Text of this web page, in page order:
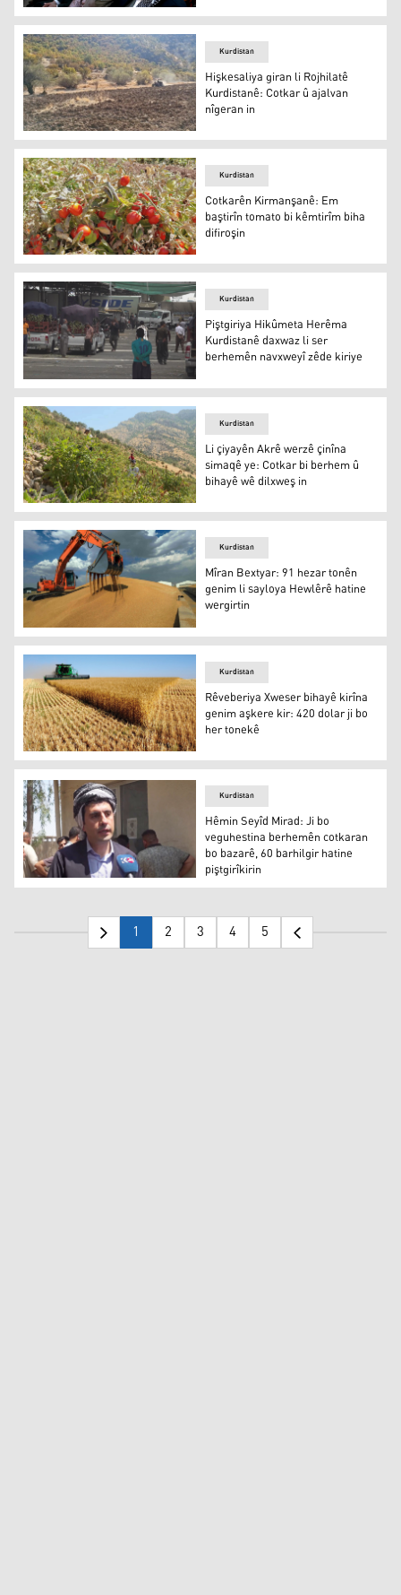
Li Hewlêrê korseka taybet ji bo 60 cotkaran hat vekirin
Hişkesaliya giran li Rojhilatê Kurdistanê: Cotkar û
Kurdistan
Hişkesaliya giran li Rojhilatê
Kurdistanê: Cotkar û ajalvan
nîgeran in
Cotkarên Kirmanşanê: Em baştirîn tomato bi kêmtirîm
Kurdistan
Cotkarên Kirmanşanê: Em
baştirîn tomato bi kêmtirîm biha
difiroşin
Piştgiriya Hikûmeta Herêma Kurdistanê daxwaz li ser
Kurdistan
Piştgiriya Hikûmeta Herêma
Kurdistanê daxwaz li ser
berhemên navxweyî zêde kiriye
Li çiyayên Akrê werzê çinîna simaqê ye: Cotkar bi
Kurdistan
Li çiyayên Akrê werzê çinîna
simaqê ye: Cotkar bi berhem û
bihayê wê dilxweş in
Mîran Bextyar: 91 hezar tonên genim li sayloya
Kurdistan
Mîran Bextyar: 91 hezar tonên
genim li sayloya Hewlêrê hatine
wergirtin
Rêveberiya Xweser bihayê kirîna genim aşkere kir: 420
Kurdistan
Rêveberiya Xweser bihayê kirîna
genim aşkere kir: 420 dolar ji bo
her tonekê
Hêmin Seyîd Mirad
Kurdistan
Hêmin Seyîd Mirad: Ji bo
veguhestina berhemên cotkaran
bo bazarê, 60 barhilgir hatine
piştgirîkirin
1 2 3 4 5